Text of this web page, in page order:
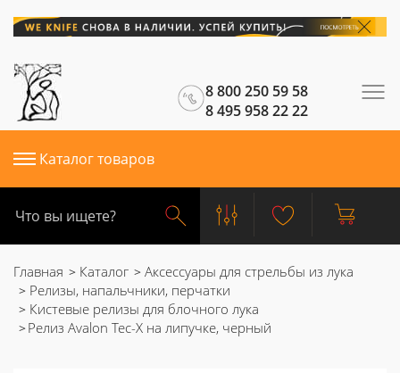
8 800 250 59 58
8 495 958 22 22
Каталог товаров
Главная Каталог
Аксессуары для стрельбы из лука
Релизы, напальчники, перчатки
Кистевые релизы для блочного лука
Релиз Avalon Tec-X на липучке, черный